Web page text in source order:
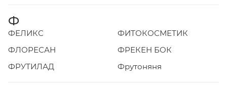
Ф
ФЕЛИКС
ФИТОКОСМЕТИК
ФЛОРЕСАН
ФРЕКЕН БОК
ФРУТИЛАД
Фрутоняня